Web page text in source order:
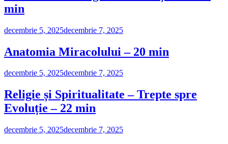
min
decembrie 5, 2025decembrie 7, 2025
Anatomia Miracolului – 20 min
decembrie 5, 2025decembrie 7, 2025
Religie și Spiritualitate – Trepte spre
Evoluție – 22 min
decembrie 5, 2025decembrie 7, 2025